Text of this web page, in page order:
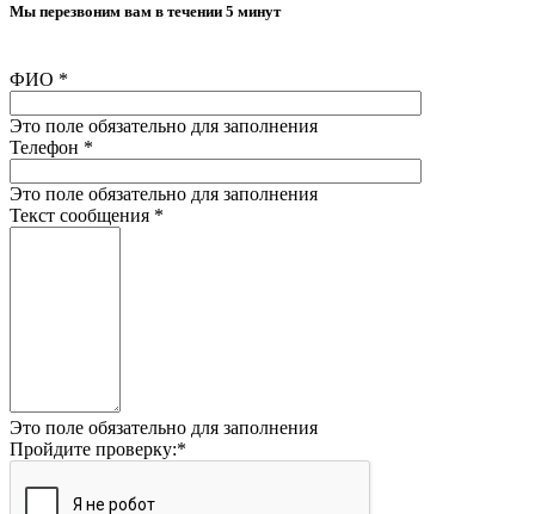
Мы перезвоним вам в течении 5 минут
ФИО *
Это поле обязательно для заполнения
Телефон *
Это поле обязательно для заполнения
Текст сообщения *
Это поле обязательно для заполнения
Пройдите проверку:*